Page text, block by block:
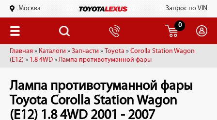
Москва Запрос по VIN
0
Главная » Каталоги » Запчасти » Toyota » Corolla Station Wagon
(E12) » 1.8 4WD » Лампа противотуманной фары
Лампа противотуманной фары
Toyota Corolla Station Wagon
(E12) 1.8 4WD 2001 - 2007